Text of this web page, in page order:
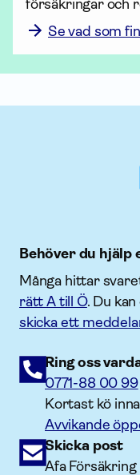
försäk­ringar och
Se vad som
Behöver du
Många hittar
rätt A till Ö. Du
skicka ett
Ring oss
0771-88 00 99
Kortast kö
Avvikande
Skicka post
Afa Försäkring